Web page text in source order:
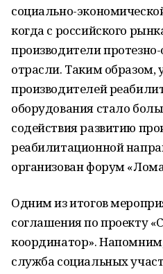
социально-
когда с российского
производители
отрасли. Таким образом,
производителей
оборудования стало
содействия развитию
реабилитационной
организован форум
Одним из итогов
соглашения по проекту
координатор». Напомним,
служба социальных